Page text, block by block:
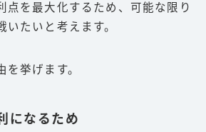
点を最大化するため、可能な限り
たいと考えます。
挙げます。
になるため